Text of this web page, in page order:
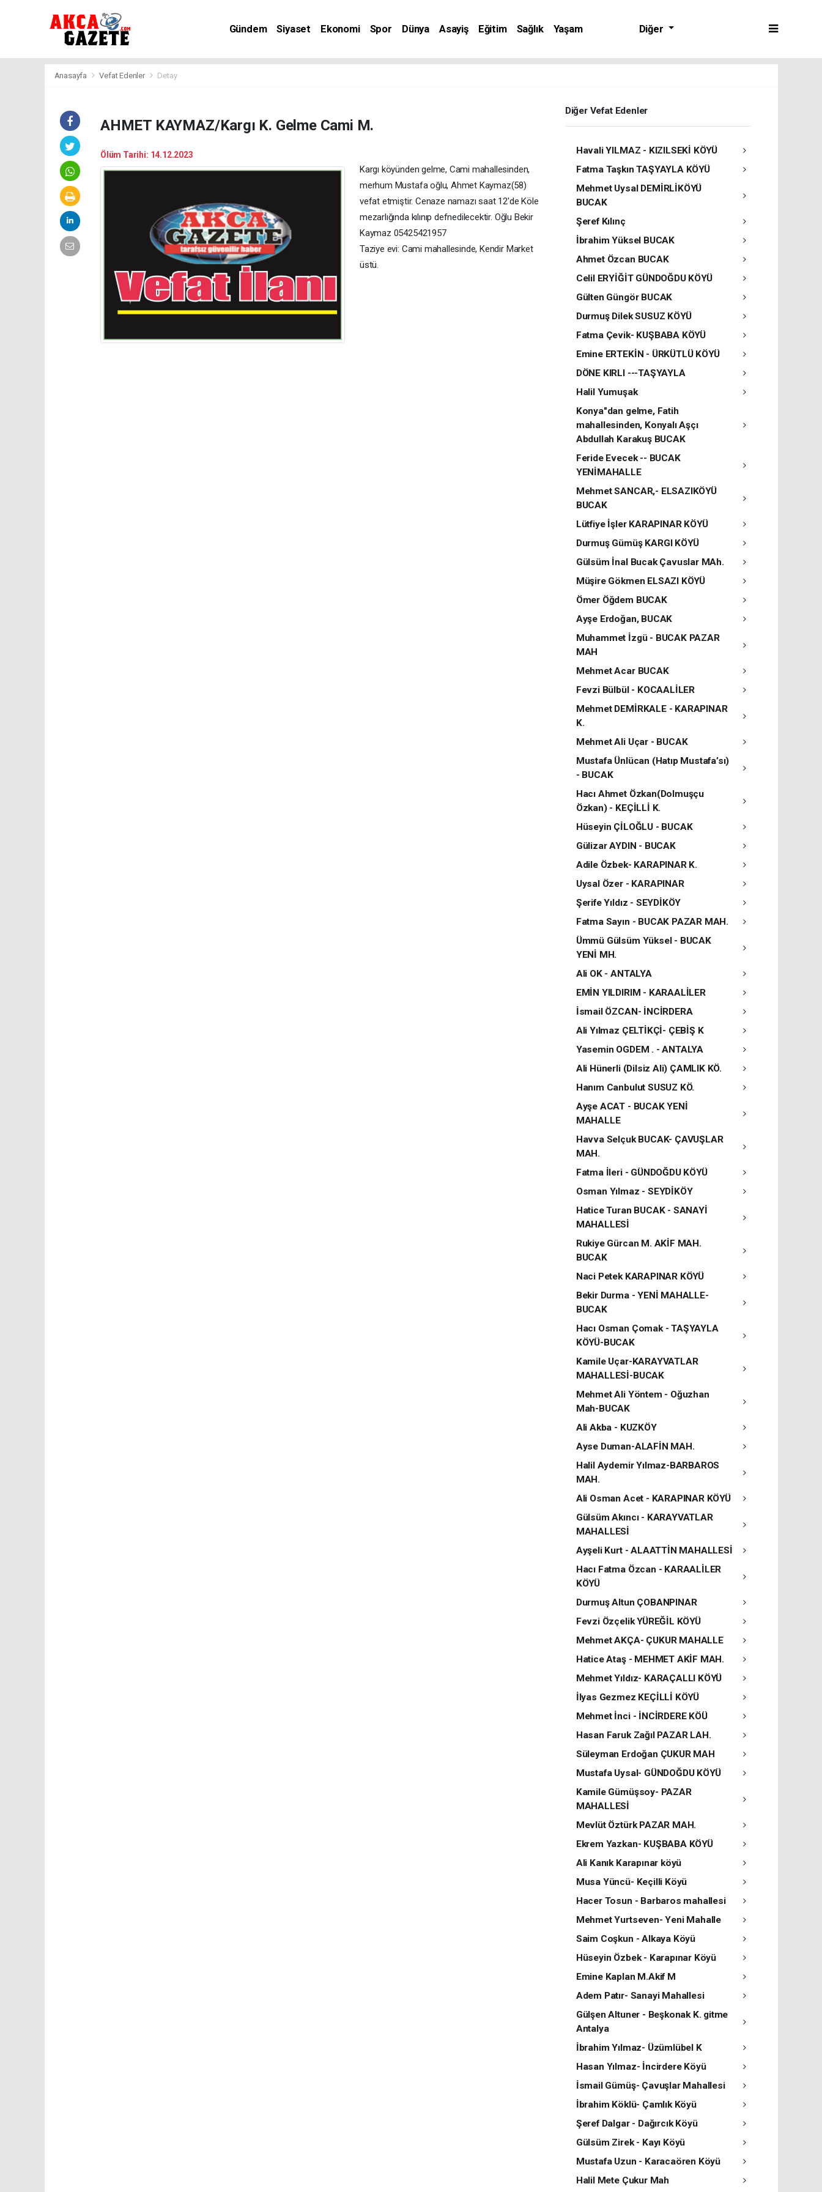
Gündem Siyaset Ekonomi Spor Dünya Asayiş Eğitim Sağlık
Yaşam
Diğer
Anasayfa Vefat Edenler Detay
AHMET KAYMAZ/Kargı K. Gelme Cami M.
Ölüm Tarihi: 14.12.2023
Kargı köyünden gelme, Cami mahallesinden,
merhum Mustafa oğlu, Ahmet Kaymaz(58)
vefat etmiştir. Cenaze namazı saat 12'de Köle
mezarlığında kılınıp defnedilecektir. Oğlu Bekir
Kaymaz 05425421957
Taziye evi: Cami mahallesinde, Kendir Market
üstü.
Diğer Vefat Edenler
Havali YILMAZ - KIZILSEKİ KÖYÜ
Fatma Taşkın TAŞYAYLA KÖYÜ
Mehmet Uysal DEMİRLİKÖYÜ
BUCAK
Şeref Kılınç
İbrahim Yüksel BUCAK
Ahmet Özcan BUCAK
Celil ERYİĞİT GÜNDOĞDU KÖYÜ
Gülten Güngör BUCAK
Durmuş Dilek SUSUZ KÖYÜ
Fatma Çevik- KUŞBABA KÖYÜ
Emine ERTEKİN - ÜRKÜTLÜ KÖYÜ
DÖNE KIRLI ---TAŞYAYLA
Halil Yumuşak
Konya"dan gelme, Fatih
mahallesinden, Konyalı Aşçı
Abdullah Karakuş BUCAK
Feride Evecek -- BUCAK
YENİMAHALLE
Mehmet SANCAR,- ELSAZIKÖYÜ
BUCAK
Lütfiye İşler KARAPINAR KÖYÜ
Durmuş Gümüş KARGI KÖYÜ
Gülsüm İnal Bucak Çavuslar MAh.
Müşire Gökmen ELSAZI KÖYÜ
Ömer Öğdem BUCAK
Ayşe Erdoğan, BUCAK
Muhammet İzgü - BUCAK PAZAR
MAH
Mehmet Acar BUCAK
Fevzi Bülbül - KOCAALİLER
Mehmet DEMİRKALE - KARAPINAR
K.
Mehmet Ali Uçar - BUCAK
Mustafa Ünlücan (Hatıp Mustafa’sı)
- BUCAK
Hacı Ahmet Özkan(Dolmuşçu
Özkan) - KEÇİLLİ K.
Hüseyin ÇİLOĞLU - BUCAK
Gülizar AYDIN - BUCAK
Adile Özbek- KARAPINAR K.
Uysal Özer - KARAPINAR
Şerife Yıldız - SEYDİKÖY
Fatma Sayın - BUCAK PAZAR MAH.
Ümmü Gülsüm Yüksel - BUCAK
YENİ MH.
Ali OK - ANTALYA
EMİN YILDIRIM - KARAALİLER
İsmail ÖZCAN- İNCİRDERA
Ali Yılmaz ÇELTİKÇİ- ÇEBİŞ K
Yasemin OGDEM . - ANTALYA
Ali Hünerli (Dilsiz Ali) ÇAMLIK KÖ.
Hanım Canbulut SUSUZ KÖ.
Ayşe ACAT - BUCAK YENİ
MAHALLE
Havva Selçuk BUCAK- ÇAVUŞLAR
MAH.
Fatma İleri - GÜNDOĞDU KÖYÜ
Osman Yılmaz - SEYDİKÖY
Hatice Turan BUCAK - SANAYİ
MAHALLESİ
Rukiye Gürcan M. AKİF MAH.
BUCAK
Naci Petek KARAPINAR KÖYÜ
Bekir Durma - YENİ MAHALLE-
BUCAK
Hacı Osman Çomak - TAŞYAYLA
KÖYÜ-BUCAK
Kamile Uçar-KARAYVATLAR
MAHALLESİ-BUCAK
Mehmet Ali Yöntem - Oğuzhan
Mah-BUCAK
Ali Akba - KUZKÖY
Ayse Duman-ALAFİN MAH.
Halil Aydemir Yılmaz-BARBAROS
MAH.
Ali Osman Acet - KARAPINAR KÖYÜ
Gülsüm Akıncı - KARAYVATLAR
MAHALLESİ
Ayşeli Kurt - ALAATTİN MAHALLESİ
Hacı Fatma Özcan - KARAALİLER
KÖYÜ
Durmuş Altun ÇOBANPINAR
Fevzi Özçelik YÜREĞİL KÖYÜ
Mehmet AKÇA- ÇUKUR MAHALLE
Hatice Ataş - MEHMET AKİF MAH.
Mehmet Yıldız- KARAÇALLI KÖYÜ
İlyas Gezmez KEÇİLLİ KÖYÜ
Mehmet İnci - İNCİRDERE KÖÜ
Hasan Faruk Zağıl PAZAR LAH.
Süleyman Erdoğan ÇUKUR MAH
Mustafa Uysal- GÜNDOĞDU KÖYÜ
Kamile Gümüşsoy- PAZAR
MAHALLESİ
Mevlüt Öztürk PAZAR MAH.
Ekrem Yazkan- KUŞBABA KÖYÜ
Ali Kanık Karapınar köyü
Musa Yüncü- Keçilli Köyü
Hacer Tosun - Barbaros mahallesi
Mehmet Yurtseven- Yeni Mahalle
Saim Coşkun - Alkaya Köyü
Hüseyin Özbek - Karapınar Köyü
Emine Kaplan M.Akif M
Adem Patır- Sanayi Mahallesi
Gülşen Altuner - Beşkonak K. gitme
Antalya
İbrahim Yılmaz- Üzümlübel K
Hasan Yılmaz- İncirdere Köyü
İsmail Gümüş- Çavuşlar Mahallesi
İbrahim Köklü- Çamlık Köyü
Şeref Dalgar - Dağırcık Köyü
Gülsüm Zirek - Kayı Köyü
Mustafa Uzun - Karacaören Köyü
Halil Mete Çukur Mah